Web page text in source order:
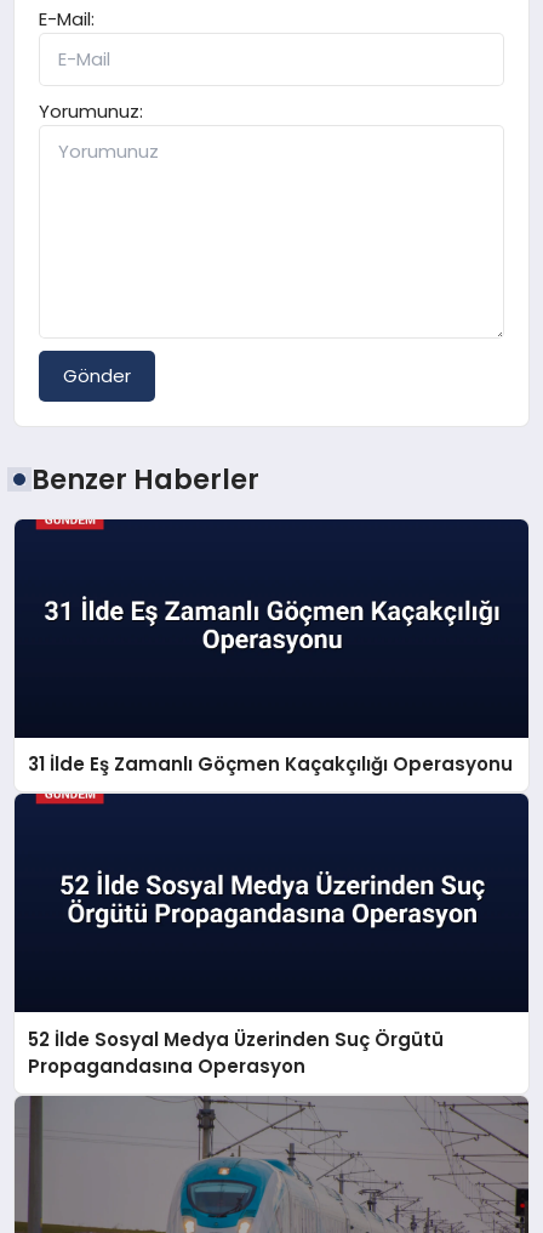
E-Mail:
Yorumunuz:
Gönder
Benzer Haberler
31 İlde Eş Zamanlı Göçmen Kaçakçılığı Operasyonu
52 İlde Sosyal Medya Üzerinden Suç Örgütü
Propagandasına Operasyon